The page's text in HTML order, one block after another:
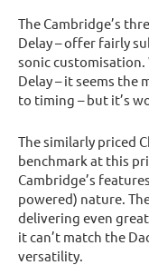
The Cambridge’s
Delay – offer fairly
sonic
Delay – it seems
to timing – but it’s
The similarly priced
benchmark at this
Cambridge’s
powered) nature.
delivering even
it can’t match the
versatility.